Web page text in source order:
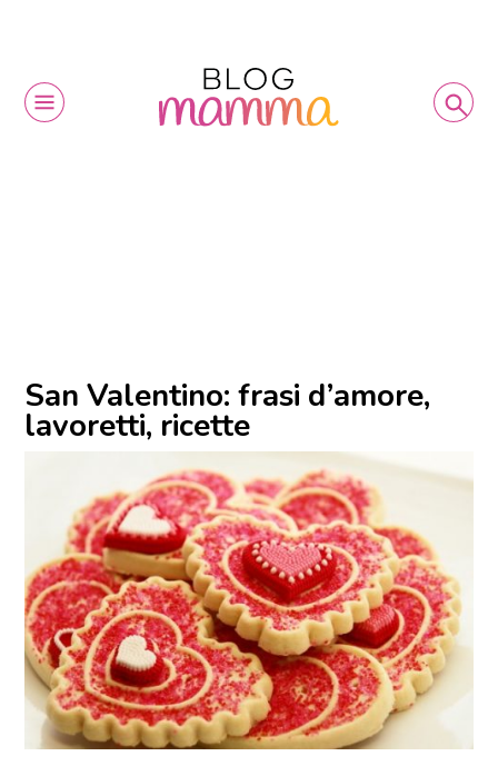
San Valentino: frasi d’amore,
lavoretti, ricette